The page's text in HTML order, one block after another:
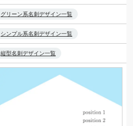
グリーン系名刺デザイン一覧
シンプル系名刺デザイン一覧
縦型名刺デザイン一覧